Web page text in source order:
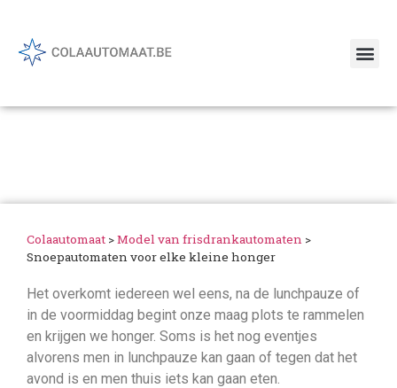
Colaautomaat >Model van frisdrankautomaten >
Snoepautomaten voor elke kleine honger
Het overkomt iedereen wel eens, na de lunchpauze of
in de voormiddag begint onze maag plots te rammelen
en krijgen we honger. Soms is het nog eventjes
alvorens men in lunchpauze kan gaan of tegen dat het
avond is en men thuis iets kan gaan eten.